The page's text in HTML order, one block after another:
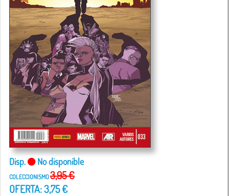
Disp. No disponible
COLECCIONISMO3,95 €
OFERTA: 3,75 €